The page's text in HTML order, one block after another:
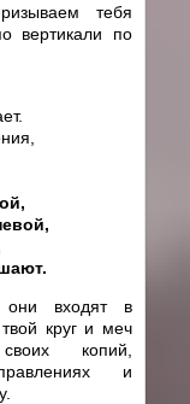
тебя
вертикали по
они входят в
круг и меч
копий,
и